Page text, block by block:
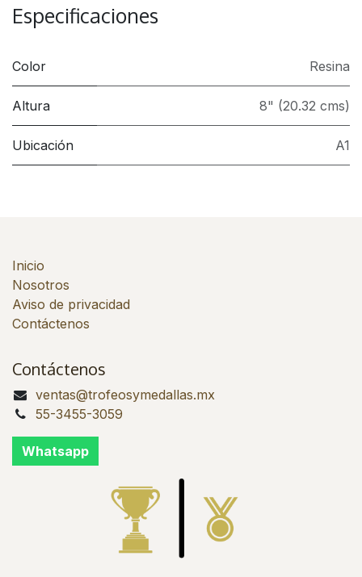
Especificaciones
Color Resina
Altura 8" (20.32 cms)
Ubicación A1
Inicio
Nosotros
Aviso de privacidad
Contáctenos
Contáctenos
ventas@trofeosymedallas.mx
55-3455-3059
Whatsapp